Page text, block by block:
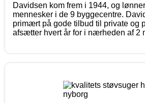
Davidsen kom frem i 1944, og
mennesker i de 9 byggecentre.
primært på gode tilbud til private og
afsætter hvert år for i nærheden af 2